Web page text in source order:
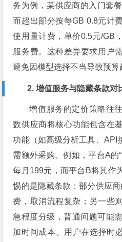
务为例，某供应商的入门套
而超出部分按每GB 0.8元计
使用量计费，单价0.5元/GB
服务费。这种差异要求用户
避免因模型选择不当导致预算
2. 增值服务与隐藏条款对
增值服务的定价策略往
数供应商将核心功能包含在
功能（如高级分析工具、API
需额外采购。例如，平台A的
每月199元，而平台B将其作
惕的是隐藏条款：部分供应商
费，取消流程复杂；另一些
急程度分级，普通问题可能
加时间成本。用户在选择时